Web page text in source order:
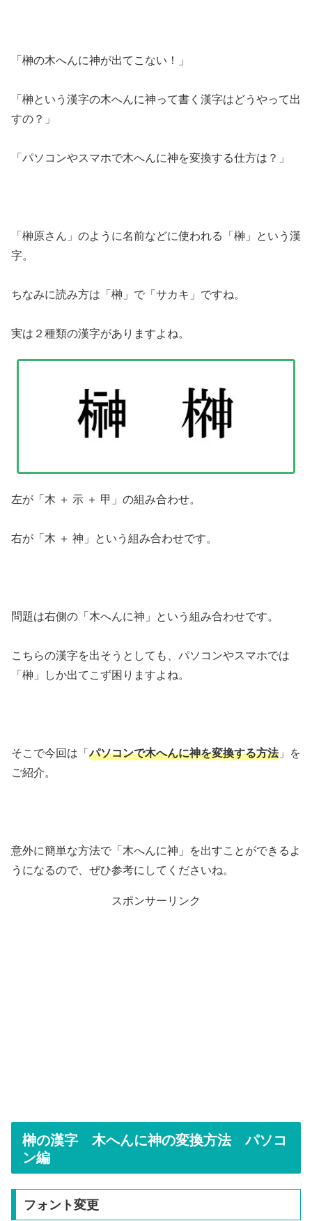
「榊の木へんに神が出てこない！」
「榊という漢字の木へんに神って書く漢字はどうやって出
すの？」
「パソコンやスマホで木へんに神を変換する仕方は？」
「榊原さん」のように名前などに使われる「榊」という漢
字。
ちなみに読み方は「榊」で「サカキ」ですね。
実は２種類の漢字がありますよね。
左が「木 ＋ 示 ＋ 甲」の組み合わせ。
右が「木 ＋ 神」という組み合わせです。
問題は右側の「木へんに神」という組み合わせです。
こちらの漢字を出そうとしても、パソコンやスマホでは
「榊」しか出てこず困りますよね。
そこで今回は「パソコンで木へんに神を変換する方法」を
ご紹介。
意外に簡単な方法で「木へんに神」を出すことができるよ
うになるので、ぜひ参考にしてくださいね。
スポンサーリンク
榊の漢字 木へんに神の変換方法 パソコ
ン編
フォント変更